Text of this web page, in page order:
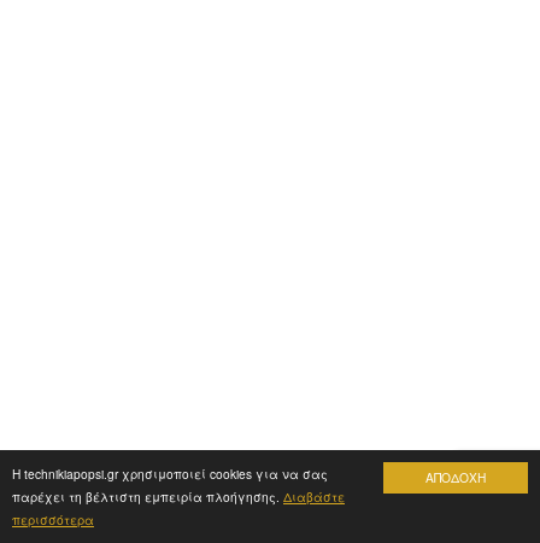
ΑΠΟΔΟΧΗ
Η technikiapopsi.gr χρησιμοποιεί cookies για να σας
παρέχει τη βέλτιστη εμπειρία πλοήγησης. Διαβάστε
περισσότερα